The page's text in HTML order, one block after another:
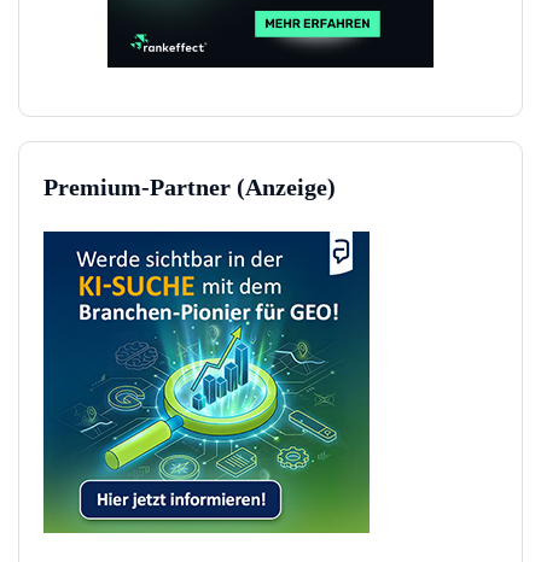
Premium-Partner (Anzeige)